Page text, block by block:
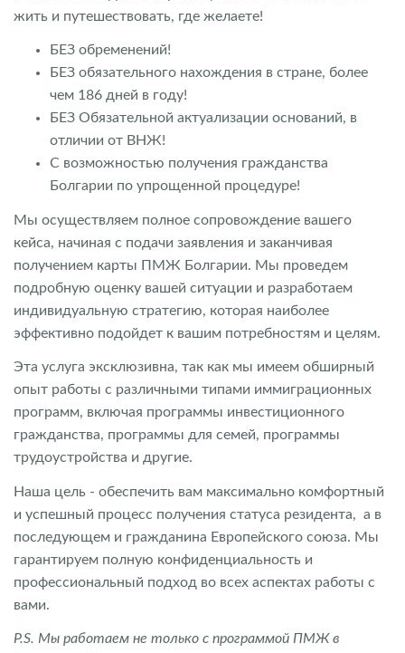
жить и путешествовать, где желаете!
БЕЗ обременений!
БЕЗ обязательного нахождения в стране, более
чем 186 дней в году!
БЕЗ Обязательной актуализации оснований, в
отличии от ВНЖ!
С возможностью получения гражданства
Болгарии по упрощенной процедуре!
Мы осуществляем полное сопровождение вашего
кейса, начиная с подачи заявления и заканчивая
получением карты ПМЖ Болгарии. Мы проведем
подробную оценку вашей ситуации и разработаем
индивидуальную стратегию, которая наиболее
эффективно подойдет к вашим потребностям и целям.
Эта услуга эксклюзивна, так как мы имеем обширный
опыт работы с различными типами иммиграционных
программ, включая программы инвестиционного
гражданства, программы для семей, программы
трудоустройства и другие.
Наша цель - обеспечить вам максимально комфортный
и успешный процесс получения статуса резидента, а в
последующем и гражданина Европейского союза. Мы
гарантируем полную конфиденциальность и
профессиональный подход во всех аспектах работы с
вами.
P.S. Мы работаем не только с программой ПМЖ в